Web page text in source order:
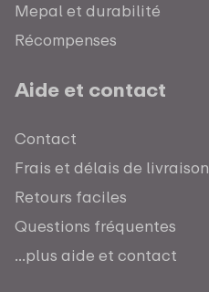
Mepal et durabilité
Récompenses
Aide et contact
Contact
Frais et délais de livraison
Retours faciles
Questions fréquentes
...plus aide et contact